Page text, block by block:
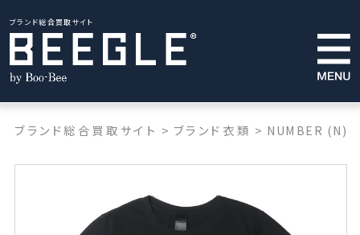
ブランド総合買取サイト
ブランド総合買取サイト > ブランド衣類 > NUMBER